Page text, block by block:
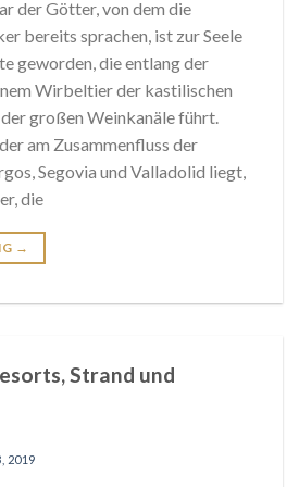
der Götter, von dem die
bereits sprachen, ist zur Seele
geworden, die entlang der
Wirbeltier der kastilischen
der großen Weinkanäle führt.
am Zusammenfluss der
Segovia und Valladolid liegt,
die
→
Strand und
2019